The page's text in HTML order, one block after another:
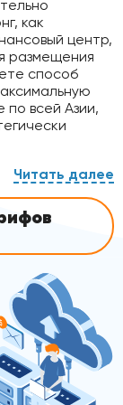
как
центр,
размещения
способ
по всей Азии,
передовых
что
и
лежит
обеспечивает
и
Такой
уверенным